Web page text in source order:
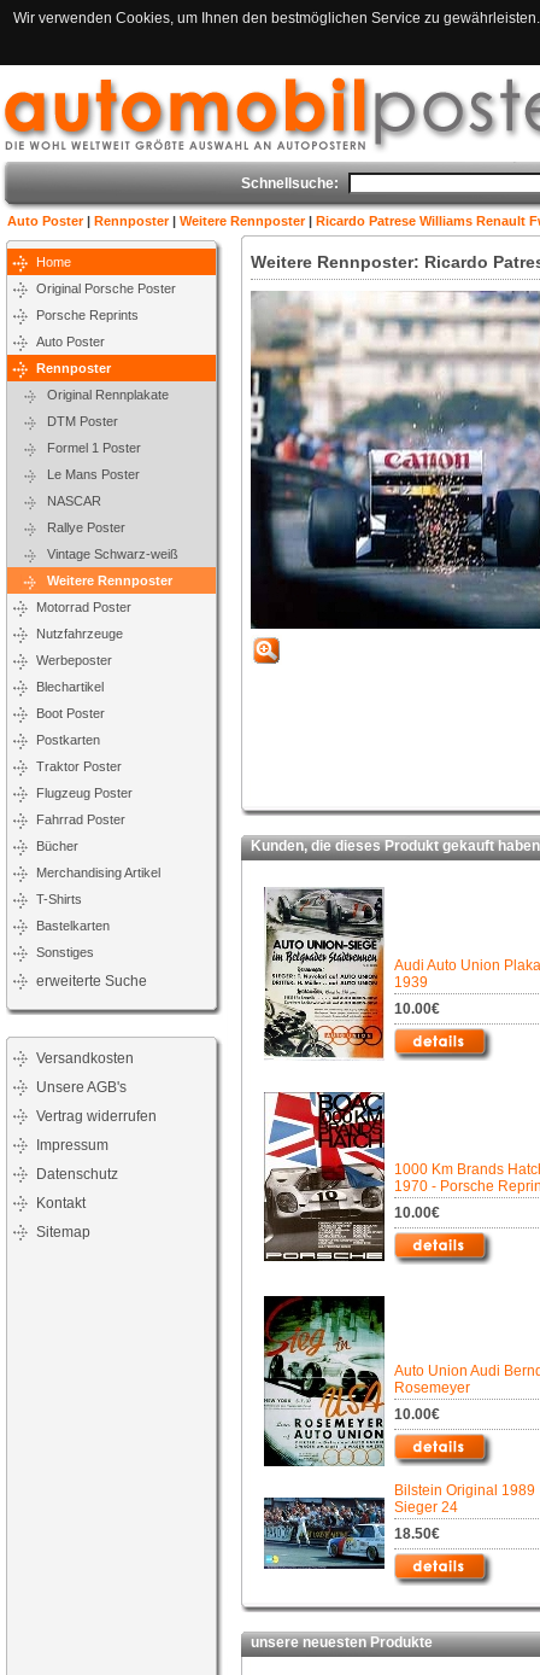
Wir verwenden Cookies, um Ihnen den bestmöglichen Service zu
Schnellsuche:
Auto Poster| Rennposter| Weitere Rennposter| Ricardo Patrese Williams Renault
Home
Original Porsche Poster
Porsche Reprints
Auto Poster
Rennposter
Original Rennplakate
DTM Poster
Formel 1 Poster
Le Mans Poster
NASCAR
Rallye Poster
Vintage Schwarz-weiß
Weitere Rennposter
Motorrad Poster
Nutzfahrzeuge
Werbeposter
Blechartikel
Boot Poster
Postkarten
Traktor Poster
Flugzeug Poster
Fahrrad Poster
Bücher
Merchandising Artikel
T-Shirts
Bastelkarten
Sonstiges
erweiterte Suche
Versandkosten
Unsere AGB's
Vertrag widerrufen
Impressum
Datenschutz
Kontakt
Sitemap
Weitere Rennposter: Ricardo
Kunden, die dieses Produkt gekauft
Audi Auto Union
1939
10.00€
1000 Km Brands
1970 - Porsche
10.00€
Auto Union Audi
Rosemeyer
10.00€
Bilstein Original 1989
Sieger 24
18.50€
unsere neuesten Produkte